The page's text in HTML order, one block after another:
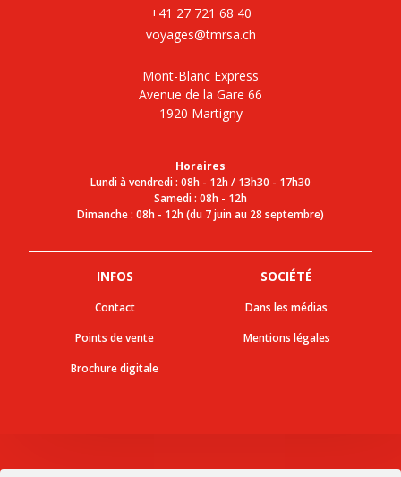
+41 27 721 68 40
voyages@tmrsa.ch
Mont-Blanc Express
Avenue de la Gare 66
1920 Martigny
Horaires
Lundi à vendredi : 08h - 12h / 13h30 - 17h30
Samedi : 08h - 12h
Dimanche : 08h - 12h (du 7 juin au 28 septembre)
INFOS
Contact
Points de vente
Brochure digitale
SOCIÉTÉ
Dans les médias
Mentions légales